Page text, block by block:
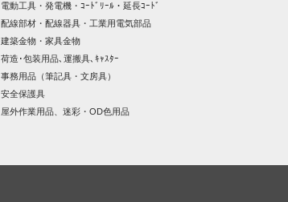
電動工具・発電機・ｺｰﾄﾞﾘｰﾙ・延長ｺｰﾄﾞ
配線部材・配線器具・工業用電気部品
建築金物・家具金物
荷造･包装用品､運搬具､ｷｬｽﾀｰ
事務用品（筆記具・文房具）
安全保護具
屋外作業用品、迷彩・OD色用品